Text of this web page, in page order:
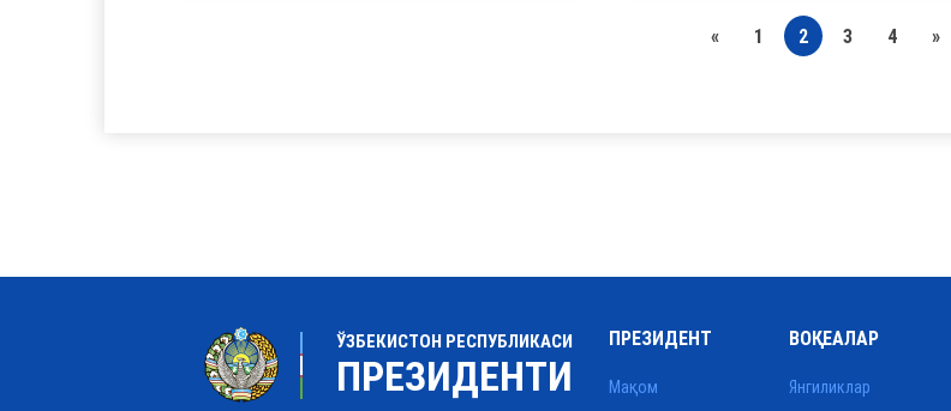
« 1 2 3 4 »
ЎЗБЕКИСТОН РЕСПУБЛИКАСИ
ПРЕЗИДЕНТИ
ПРЕЗИДЕНТ
Мақом
ВОҚЕАЛАР
Янгиликлар